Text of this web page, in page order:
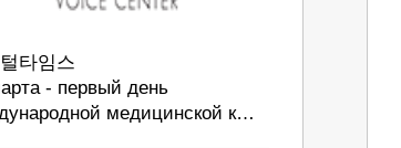
타임스
- первый день
медицинской к…